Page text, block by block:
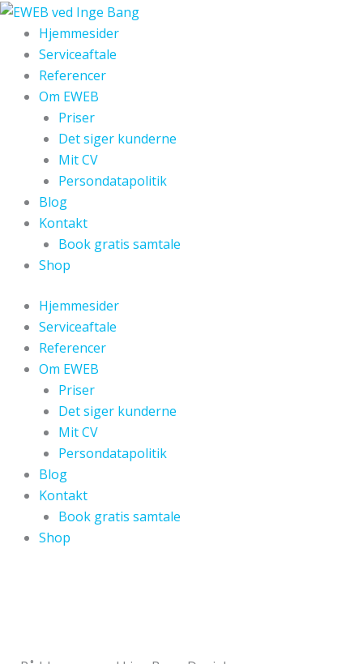
Gå
indholdet
Hjemmesider
Serviceaftale
Referencer
Om EWEB
Priser
Det siger kunderne
Mit CV
Persondatapolitik
Blog
Kontakt
Book gratis samtale
Shop
Hjemmesider
Serviceaftale
Referencer
Om EWEB
Priser
Det siger kunderne
Mit CV
Persondatapolitik
Blog
Kontakt
Book gratis samtale
Shop